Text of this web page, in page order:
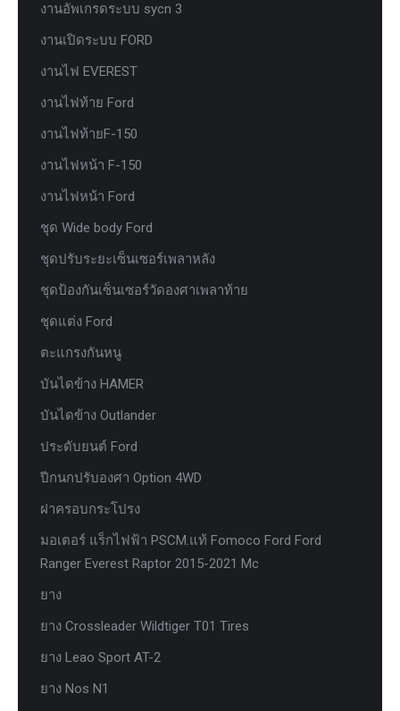
งานอัพเกรดระบบ sycn 3
งานเปิดระบบ FORD
งานไฟ EVEREST
งานไฟท้าย Ford
งานไฟท้ายF-150
งานไฟหน้า F-150
งานไฟหน้า Ford
ชุด Wide body Ford
ชุดปรับระยะเซ็นเซอร์เพลาหลัง
ชุดป้องกันเซ็นเซอร์วัดองศาเพลาท้าย
ชุดแต่ง Ford
ตะแกรงกันหนู
บันไดข้าง HAMER
บันไดข้าง Outlander
ประดับยนต์ Ford
ปีกนกปรับองศา Option 4WD
ฝาครอบกระโปรง
มอเตอร์ แร็กไฟฟ้า PSCM.แท้ Fomoco Ford Ford
Ranger Everest Raptor 2015-2021 Mc
ยาง
ยาง Crossleader Wildtiger T01 Tires
ยาง Leao Sport AT-2
ยาง Nos N1